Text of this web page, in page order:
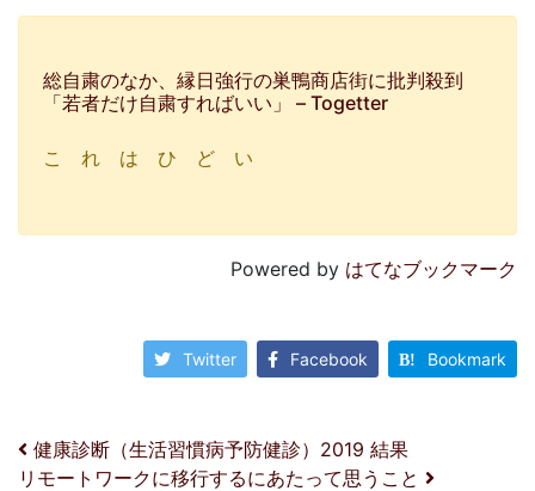
総自粛のなか、縁日強行の巣鴨商店街に批判殺到
「若者だけ自粛すればいい」 – Togetter
こ れ は ひ ど い
Powered by はてなブックマーク
Twitter Facebook Bookmark
投稿ナビゲーション
健康診断（生活習慣病予防健診）2019 結果
リモートワークに移行するにあたって思うこと